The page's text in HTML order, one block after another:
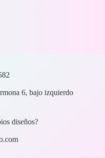
6, bajo izquierdo
diseños?